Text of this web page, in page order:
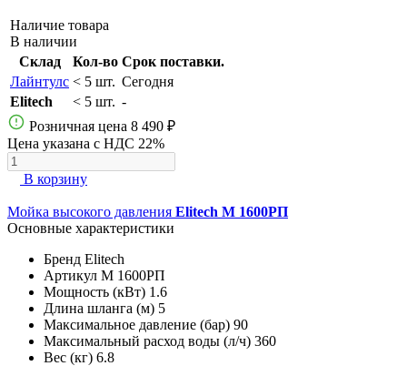
Наличие товара
В наличии
Склад
Кол-во Срок поставки.
Лайнтулс < 5 шт. Сегодня
Elitech
< 5 шт. -
Розничная цена 8 490 ₽
Цена указана с НДС 22%
В корзину
Мойка высокого давления Elitech М 1600РП
Основные характеристики
Бренд Elitech
Артикул М 1600РП
Мощность (кВт) 1.6
Длина шланга (м) 5
Максимальное давление (бар) 90
Максимальный расход воды (л/ч) 360
Вес (кг) 6.8